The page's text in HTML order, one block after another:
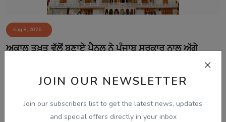
JOIN OUR NEWSLETTER
Join our subscribers list to get the latest news, updates
and special offers directly in your inbox
Aug 8, 2026
ਅਕਾਲ ਤਖ਼ਤ ਵੱਲੋਂ ਬਣਾਏ ਪੈਨਲ ਨੇ ਪੰਜਾਬ ਸਰਕਾਰ ਨਾਲ ਅੱਗੇ